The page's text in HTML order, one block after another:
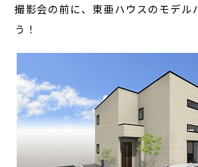
撮影会の前に、東亜ハウスのモデル
う！